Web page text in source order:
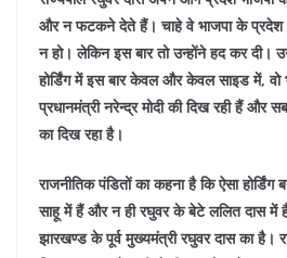
और न फटकने देते हैं। चाहे वे भाजपा के प्रदेश
न हो। लेकिन इस बार तो उन्होंने हद कर दी।
होर्डिंग में इस बार केवल और केवल साइड में, वो
प्रधानमंत्री नरेन्द्र मोदी की दिख रही हैं और
का दिख रहा है।
राजनीतिक पंडितों का कहना है कि ऐसा होर्डिंग
साहू में हैं और न ही रघुवर के बेटे ललित दास में
झारखण्ड के पूर्व मुख्यमंत्री रघुवर दास का है।